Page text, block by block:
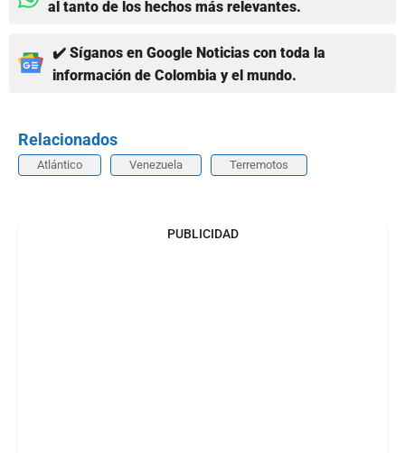
al tanto de los hechos más relevantes.
✔️ Síganos en Google Noticias con toda la
información de Colombia y el mundo.
Relacionados
Atlántico Venezuela Terremotos
PUBLICIDAD